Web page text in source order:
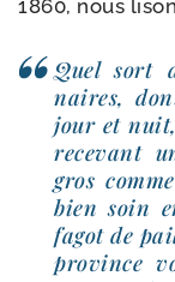
1860, nous
Quel sort
naires,
jour et
rece­vant
gros
bien soin
fagot de
pro­vince